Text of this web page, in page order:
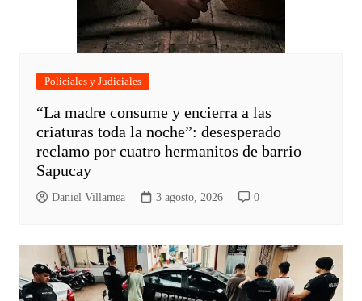
Policiales y Judiciales
“La madre consume y encierra a las
criaturas toda la noche”: desesperado
reclamo por cuatro hermanitos de barrio
Sapucay
Daniel Villamea 3 agosto, 2026 0